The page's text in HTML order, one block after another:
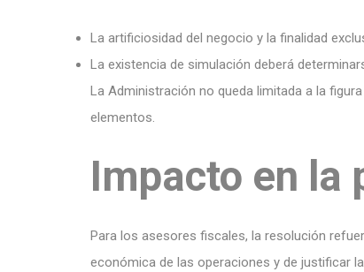
La artificiosidad del negocio y la finalidad
La existencia de simulación deberá
La Administración no queda limitada a la
elementos.
Impacto en la
Para los asesores fiscales, la resolución
económica de las operaciones y de justificar